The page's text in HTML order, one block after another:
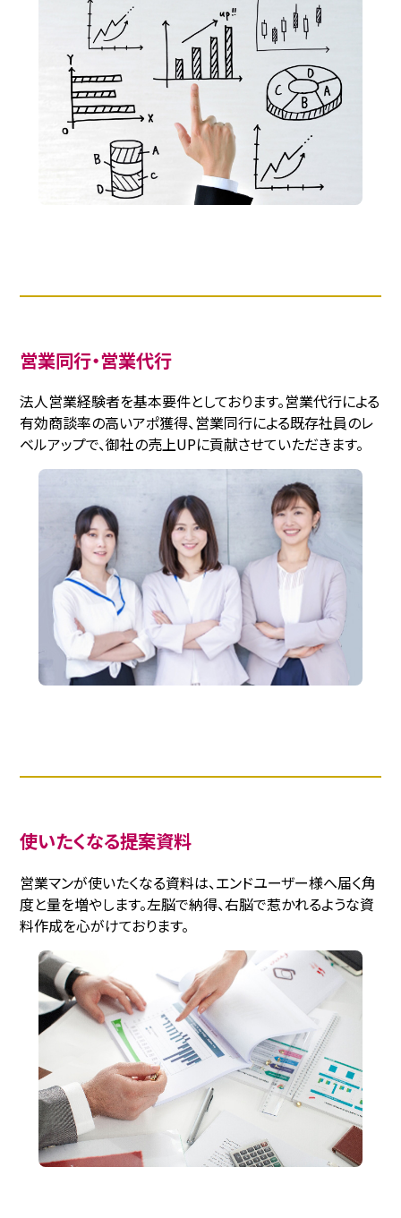
営業同行・営業代行
法人営業経験者を基本要件としております。営業代行による
有効商談率の高いアポ獲得、営業同行による既存社員のレ
ベルアップで、御社の売上UPに貢献させていただきます。
使いたくなる提案資料
営業マンが使いたくなる資料は、エンドユーザー様へ届く角
度と量を増やします。左脳で納得、右脳で惹かれるような資
料作成を心がけております。